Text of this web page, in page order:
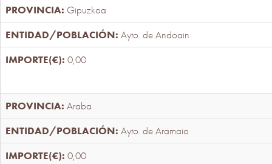
Gipuzkoa
Ayto. de Andoain
0,00
Araba
Ayto. de Aramaio
0,00